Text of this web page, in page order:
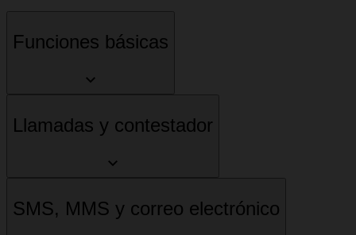
Funciones básicas
Llamadas y contestador
SMS, MMS y correo electrónico